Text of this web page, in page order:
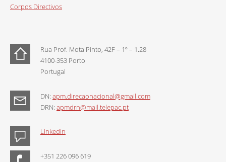
Corpos Directivos
Rua Prof. Mota Pinto, 42F – 1º – 1.28
4100-353 Porto
Portugal
DN: apm.direcaonacional@gmail.com
DRN: apmdrn@mail.telepac.pt
Linkedin
+351 226 096 619